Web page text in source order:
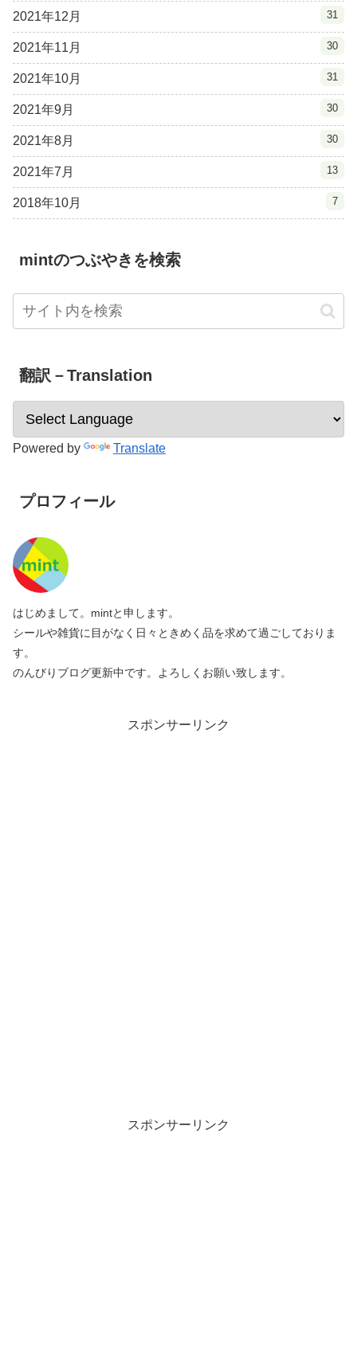
2021年12月 31
2021年11月 30
2021年10月 31
2021年9月 30
2021年8月 30
2021年7月 13
2018年10月 7
mintのつぶやきを検索
翻訳－Translation
Powered by Translate
プロフィール
はじめまして。mintと申します。
シールや雑貨に目がなく日々ときめく品を求めて過ごしておりま
す。
のんびりブログ更新中です。よろしくお願い致します。
スポンサーリンク
スポンサーリンク